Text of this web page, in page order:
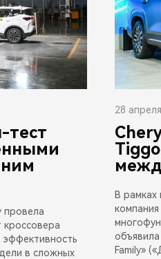
тест
провела
в сложных
28
В
Family»